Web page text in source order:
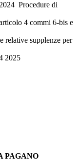
Procedure di
4 commi 6-bis e
relative supplenze per
2025
PAGANO